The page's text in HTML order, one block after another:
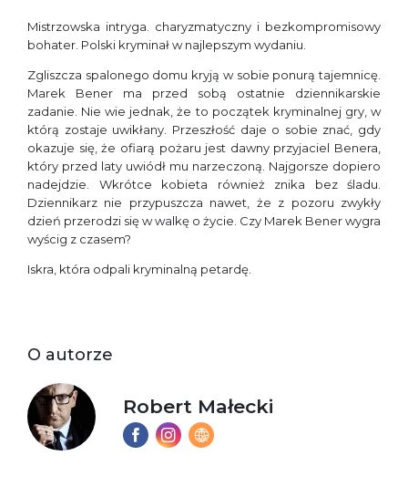
Mistrzowska intryga. charyzmatyczny i bezkompromisowy
bohater. Polski kryminał w najlepszym wydaniu.
Zgliszcza spalonego domu kryją w sobie ponurą tajemnicę.
Marek Bener ma przed sobą ostatnie dziennikarskie
zadanie. Nie wie jednak, że to początek kryminalnej gry, w
którą zostaje uwikłany. Przeszłość daje o sobie znać, gdy
okazuje się, że ofiarą pożaru jest dawny przyjaciel Benera,
który przed laty uwiódł mu narzeczoną. Najgorsze dopiero
nadejdzie. Wkrótce kobieta również znika bez śladu.
Dziennikarz nie przypuszcza nawet, że z pozoru zwykły
dzień przerodzi się w walkę o życie. Czy Marek Bener wygra
wyścig z czasem?
Iskra, która odpali kryminalną petardę.
O autorze
Robert Małecki